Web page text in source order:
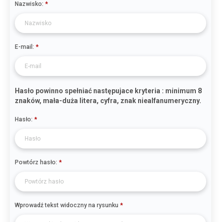
Nazwisko:
E-mail:
Hasło powinno spełniać następujace kryteria : minimum 8
znaków, mała-duża litera, cyfra, znak niealfanumeryczny.
Hasło:
Powtórz hasło:
Wprowadź tekst widoczny na rysunku